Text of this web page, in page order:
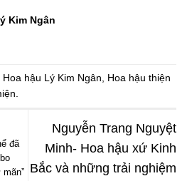
Kim Ngân
Hoa hậu Lý Kim Ngân, Hoa hậu thiện
.
đã
Nguyễn Trang Nguyệt
Minh- Hoa hậu xứ Kinh
Bắc và những trải nghiệm